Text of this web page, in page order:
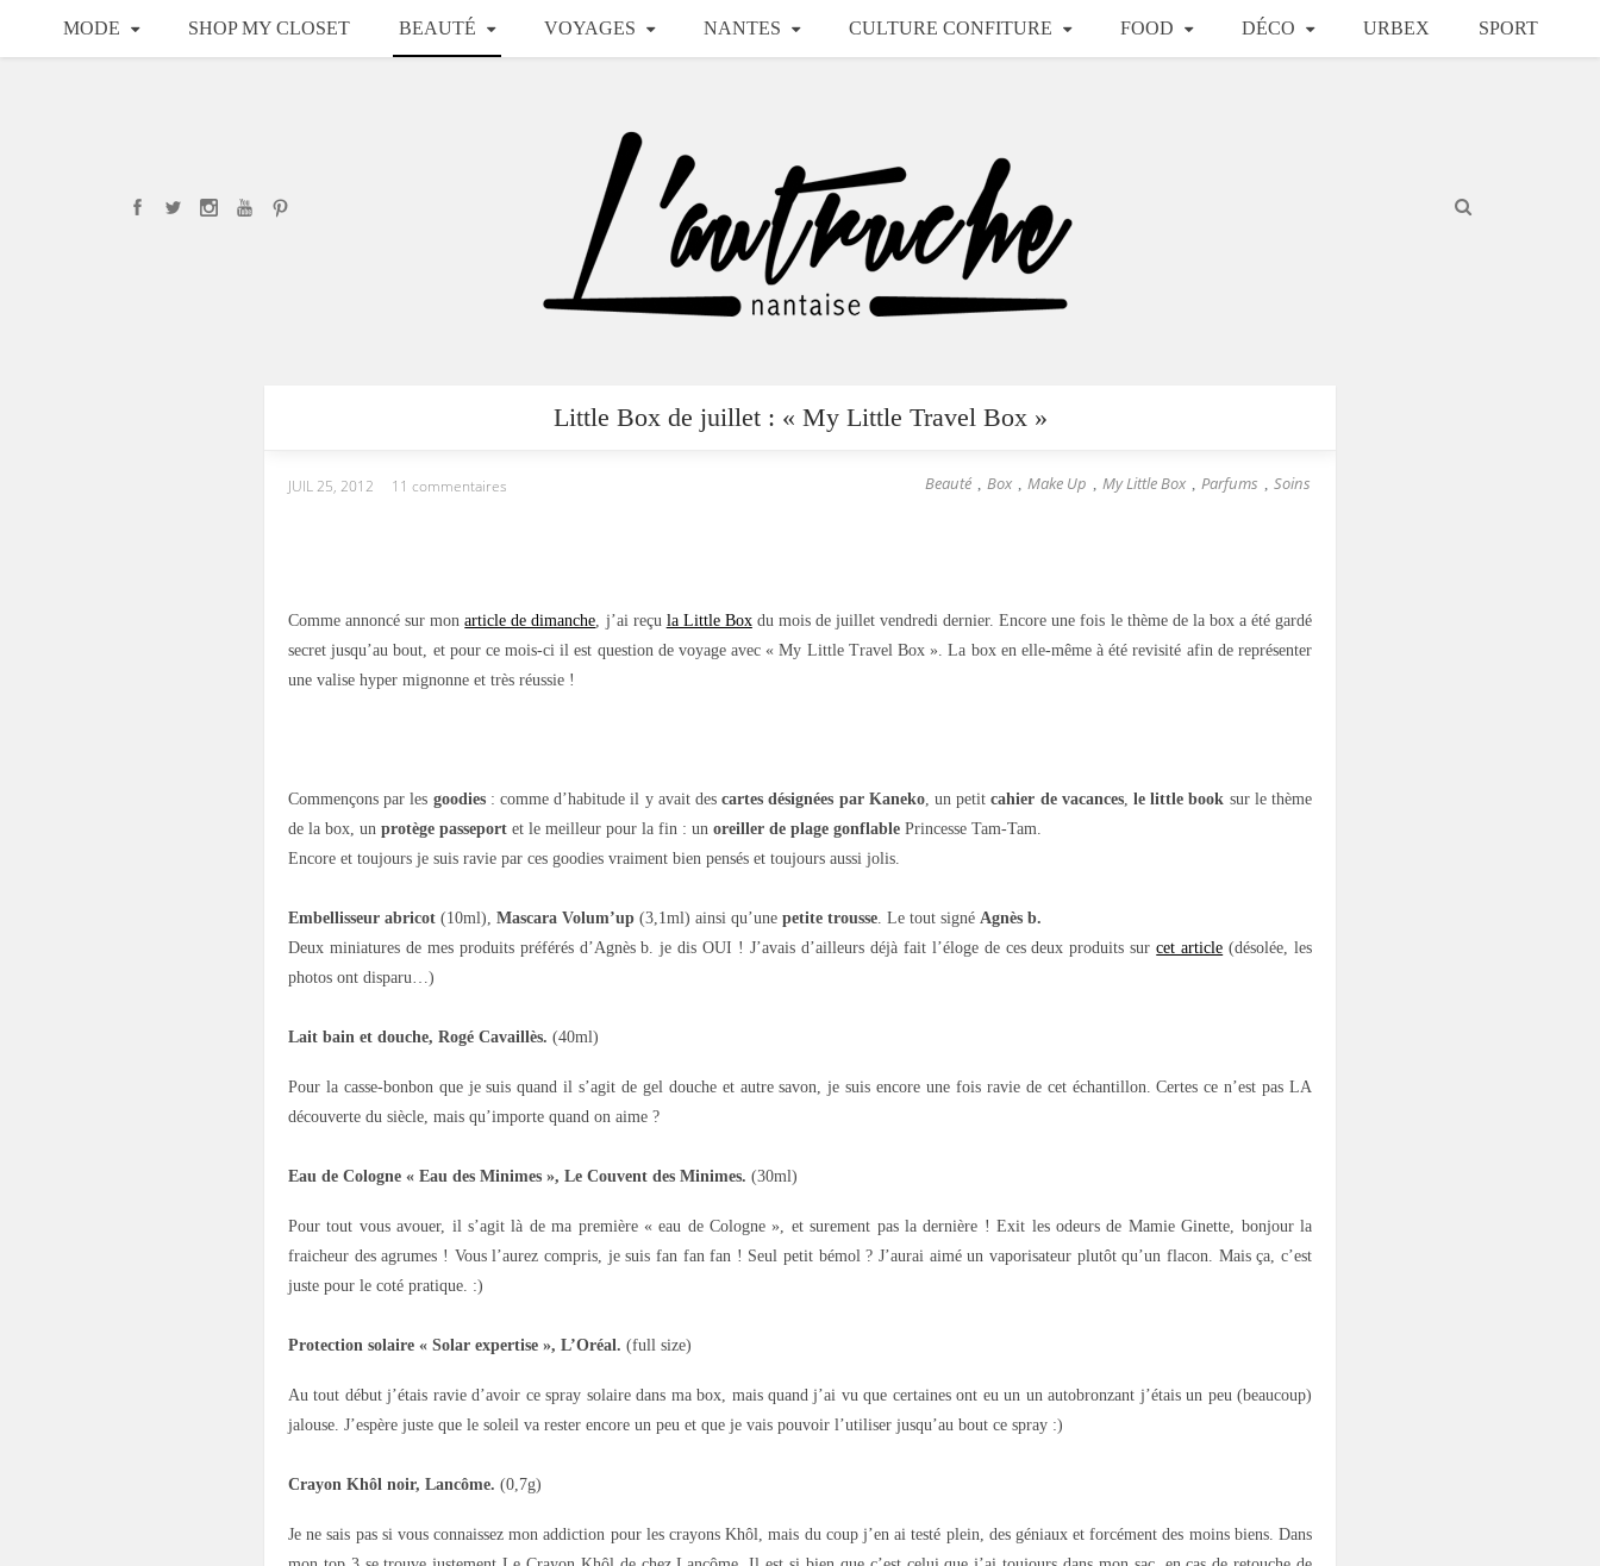
MODE SHOP MY CLOSET BEAUTÉ VOYAGES NANTES CULTURE CONFITURE FOOD DÉCO URBEX SPORT
Little Box de juillet : « My Little Travel Box »
Beauté , Box , Make Up , My Little Box , Parfums , Soins
JUIL 25, 2012 11 commentaires
Comme annoncé sur monarticle de dimanche, j’ai reçu la Little Boxdu mois de juillet vendredi dernier. Encore une fois le thème de la box a été gardé
secret jusqu’au bout, et pour ce mois-ci il est question de voyage avec « My Little Travel Box ». La box en elle-même à été revisité afin de représenter
une valise hyper mignonne et très réussie !
Commençons par les goodies: comme d’habitude il y avait descartes désignées par Kaneko, un petitcahier de vacances,le little book sur le thème
de la box, un protège passeport et le meilleur pour la fin : un oreiller de plage gonflable Princesse Tam-Tam.
Encore et toujours je suis ravie par ces goodies vraiment bien pensés et toujours aussi jolis.
Embellisseur abricot (10ml), Mascara Volum’up (3,1ml) ainsi qu’une petite trousse. Le tout signé Agnès b.
Deux miniatures de mes produits préférés d’Agnès b. je dis OUI ! J’avais d’ailleurs déjà fait l’éloge de ces deux produits surcet article (désolée, les
photos ont disparu…)
Lait bain et douche, Rogé Cavaillès. (40ml)
Pour la casse-bonbon que je suis quand il s’agit de gel douche et autre savon, je suis encore une fois ravie de cet échantillon. Certes ce n’est pas LA
découverte du siècle, mais qu’importe quand on aime ?
Eau de Cologne « Eau des Minimes », Le Couvent des Minimes. (30ml)
Pour tout vous avouer, il s’agit là de ma première « eau de Cologne », et surement pas la dernière ! Exit les odeurs de Mamie Ginette, bonjour la
fraicheur des agrumes ! Vous l’aurez compris, je suis fan fan fan ! Seul petit bémol ? J’aurai aimé un vaporisateur plutôt qu’un flacon. Mais ça, c’est
juste pour le coté pratique. :)
Protection solaire « Solar expertise », L’Oréal. (full size)
Au tout début j’étais ravie d’avoir ce spray solaire dans ma box, mais quand j’ai vu que certaines ont eu un un autobronzant j’étais un peu (beaucoup)
jalouse. J’espère juste que le soleil va rester encore un peu et que je vais pouvoir l’utiliser jusqu’au bout ce spray :)
Crayon Khôl noir, Lancôme. (0,7g)
Je ne sais pas si vous connaissez mon addiction pour les crayons Khôl, mais du coup j’en ai testé plein, des géniaux et forcément des moins biens. Dans